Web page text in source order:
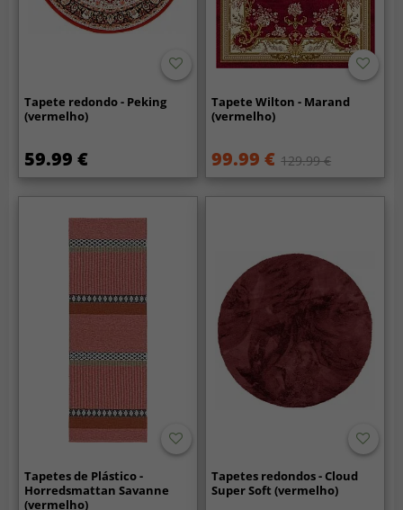
Tapete redondo - Peking
(vermelho)
59.99 €
Tapete Wilton - Marand
(vermelho)
99.99 € 129.99 €
Tapetes de Plástico -
Horredsmattan Savanne
(vermelho)
Tapetes redondos - Cloud
Super Soft (vermelho)